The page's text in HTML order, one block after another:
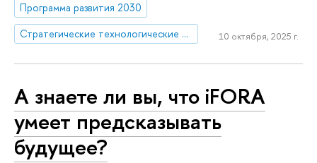
Программа развития 2030
Стратегические технологические проекты
10 октября, 2025 г.
А знаете ли вы, что iFORA
умеет предсказывать
будущее?